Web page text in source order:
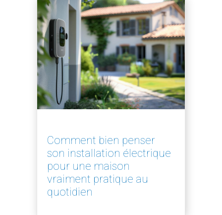
Comment bien penser
son installation électrique
pour une maison
vraiment pratique au
quotidien